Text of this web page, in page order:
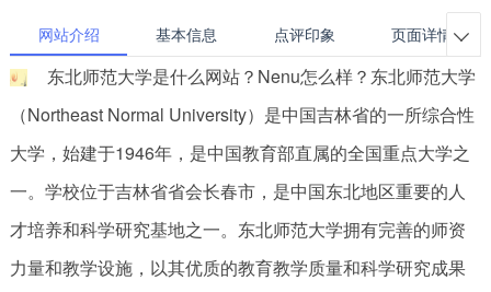
网站介绍 基本信息 点评印象 页面详情 
东北师范大学是什么网站？Nenu怎么样？东北师范大学
（Northeast Normal University）是中国吉林省的一所综合性
大学，始建于1946年，是中国教育部直属的全国重点大学之
一。学校位于吉林省省会长春市，是中国东北地区重要的人
才培养和科学研究基地之一。东北师范大学拥有完善的师资
力量和教学设施，以其优质的教育教学质量和科学研究成果